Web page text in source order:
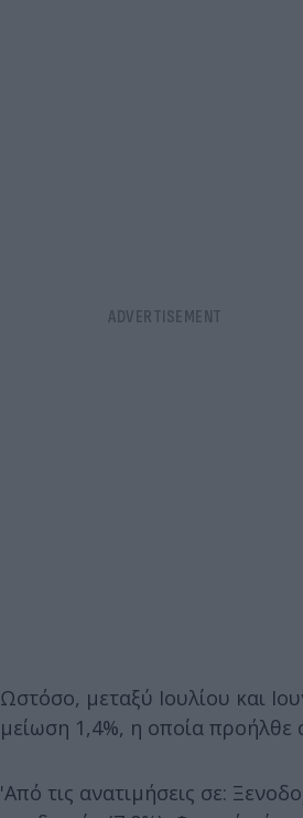
Ωστόσο, μεταξύ Ιουλίου και
μείωση 1,4%, η οποία προήλθε
'Από τις ανατιμήσεις σε: